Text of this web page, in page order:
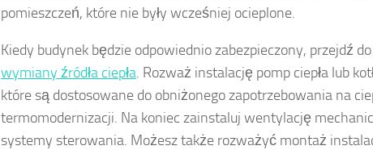
pomieszczeń, które nie były wcześniej ocieplone.
Kiedy budynek będzie odpowiednio zabezpieczony, przejdź do
wymiany źródła ciepła. Rozważ instalację pomp ciepła lub
które są dostosowane do obniżonego zapotrzebowania na
termomodernizacji. Na koniec zainstaluj wentylację
systemy sterowania. Możesz także rozważyć montaż